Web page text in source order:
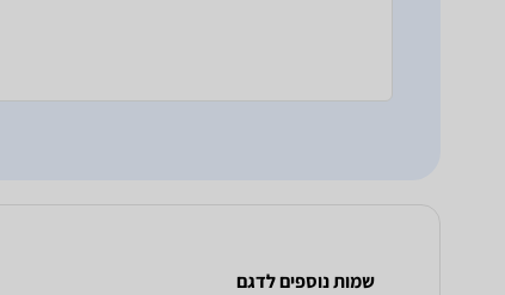
שמות נוספים לדגם